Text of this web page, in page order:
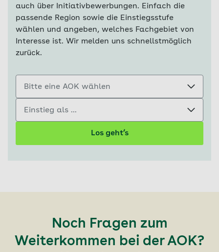
auch über Initiativbewerbungen. Einfach die
passende Region sowie die Einstiegsstufe
wählen und angeben, welches Fachgebiet von
Interesse ist. Wir melden uns schnellstmöglich
zurück.
Los geht’s
Noch Fragen zum
Weiterkommen bei der AOK?